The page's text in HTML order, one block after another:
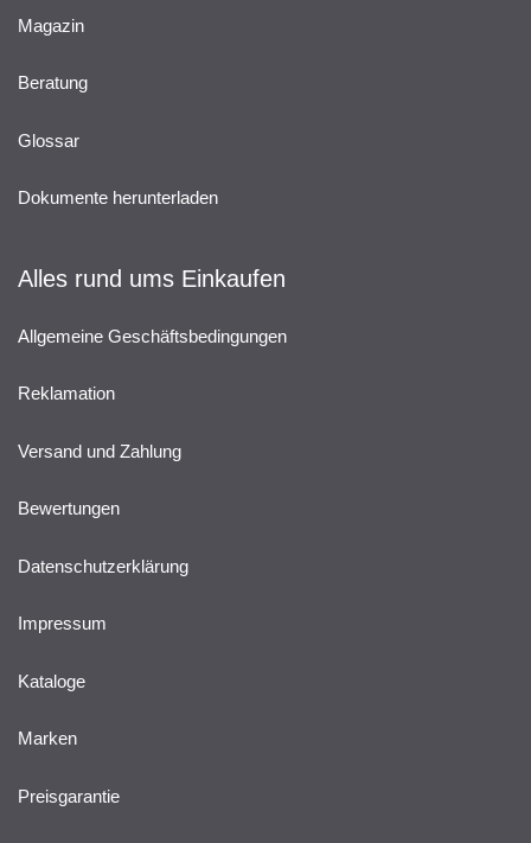
Magazin
Beratung
Glossar
Dokumente herunterladen
Alles rund ums Einkaufen
Allgemeine Geschäftsbedingungen
Reklamation
Versand und Zahlung
Bewertungen
Datenschutzerklärung
Impressum
Kataloge
Marken
Preisgarantie